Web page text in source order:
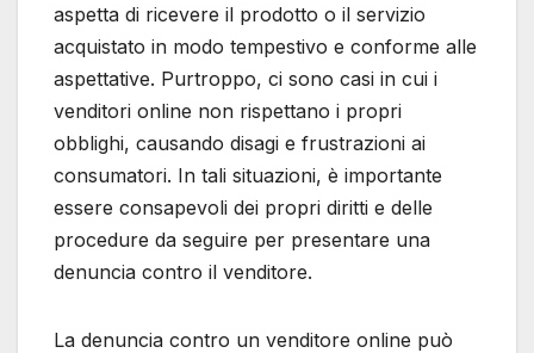
aspetta di ricevere il prodotto o il servizio
acquistato in modo tempestivo e conforme alle
aspettative. Purtroppo, ci sono casi in cui i
venditori online non rispettano i propri
obblighi, causando disagi e frustrazioni ai
consumatori. In tali situazioni, è importante
essere consapevoli dei propri diritti e delle
procedure da seguire per presentare una
denuncia contro il venditore.
La denuncia contro un venditore online può